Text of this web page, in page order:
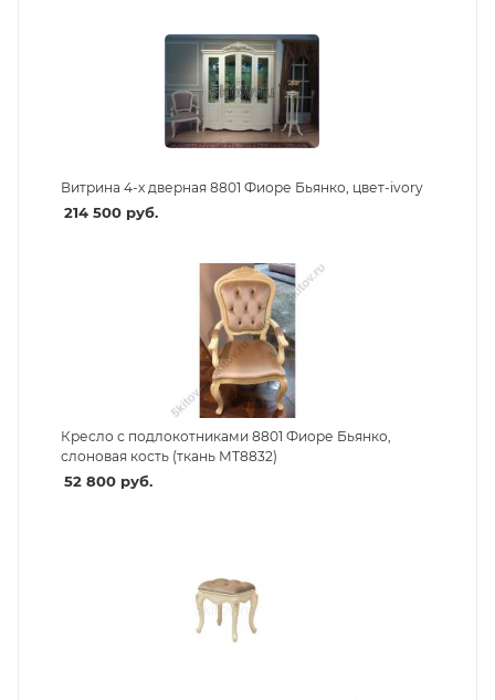
Витрина 4-х дверная 8801 Фиоре Бьянко, цвет-ivory
214 500руб.
Кресло с подлокотниками 8801 Фиоре Бьянко,
слоновая кость (ткань МТ8832)
52 800руб.